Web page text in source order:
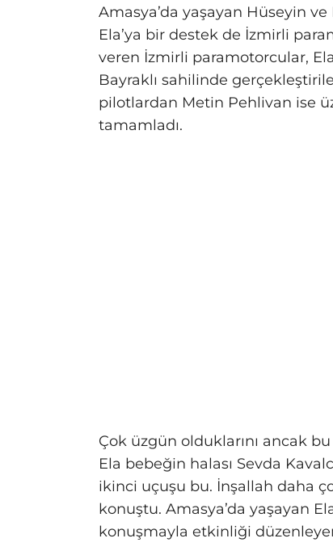
Amasya’da yaşayan Hüseyin ve
Ela’ya bir destek de İzmirli
veren İzmirli paramotorcular,
Bayraklı sahilinde
pilotlardan Metin Pehlivan ise
tamamladı.
Çok üzgün olduklarını ancak
Ela bebeğin halası Sevda
ikinci uçuşu bu. İnşallah daha
konuştu. Amasya’da yaşayan
konuşmayla etkinliği